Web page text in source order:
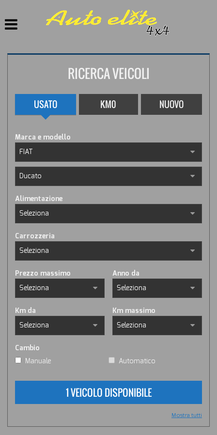
ASSISTENZA
RICERCA VEICOLI
USATO KM0 NUOVO
Marca e modello
Alimentazione
Carrozzeria
Prezzo massimo Anno da
Km da Km massimo
Cambio
Manuale
Automatico
1 VEICOLO DISPONIBILE
Mostra tutti